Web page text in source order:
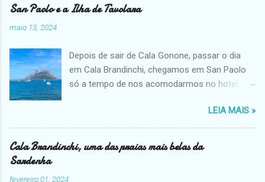
San Paolo e a Ilha de Tavolara
maio 13, 2024
Depois de sair de Cala Gonone, passar o dia
em Cala Brandinchi, chegamos em San Paolo
só a tempo de nos acomodarmos no hotel,
dia seguinte. As praias do centrinho são
pequenas e bucólicas, e a vista fica ainda mais
linda com a imponente pedra da Ilha de
Tavolara. Mas depois de passar horas em Cala
LEIA MAIS »
Cala Brandinchi, uma das praias mais belas da
Sardenha
fevereiro 01, 2024